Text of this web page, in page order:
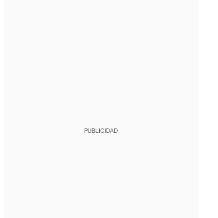
PUBLICIDAD